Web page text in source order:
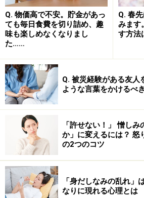
ます。
こうした被害を受け続けると、抑う
張が続き、心の病を発症してしまう
のようなリスクを避けるためにも、
めに気づき、加害者から距離を置
れには、まず加害者の特徴を知って
ります。
どんな人がモラハラをする
Q. 物価高で不安。貯金があっ
ても毎日食費を切り詰め、趣
味も楽しめなくなりまし
た……
Q. 春
みます
す方法
Q. 被災経験がある友人
ような言葉をかけるべ
「許せない！」 憎し
か」に変えるには？ 怒
の2つのコツ
「身だしなみの乱れ」
なりに現れる心理とは